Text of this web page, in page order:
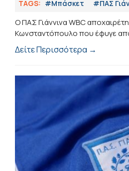
TAGS: #Μπάσκετ #ΠΑΣ
Ο ΠΑΣ Γιάννινα WBC
Κωνσταντόπουλο που έφυγε
Δείτε Περισσότερα →